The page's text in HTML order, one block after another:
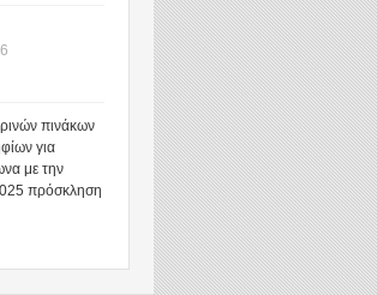
πινάκων
για
με την
πρόσκληση